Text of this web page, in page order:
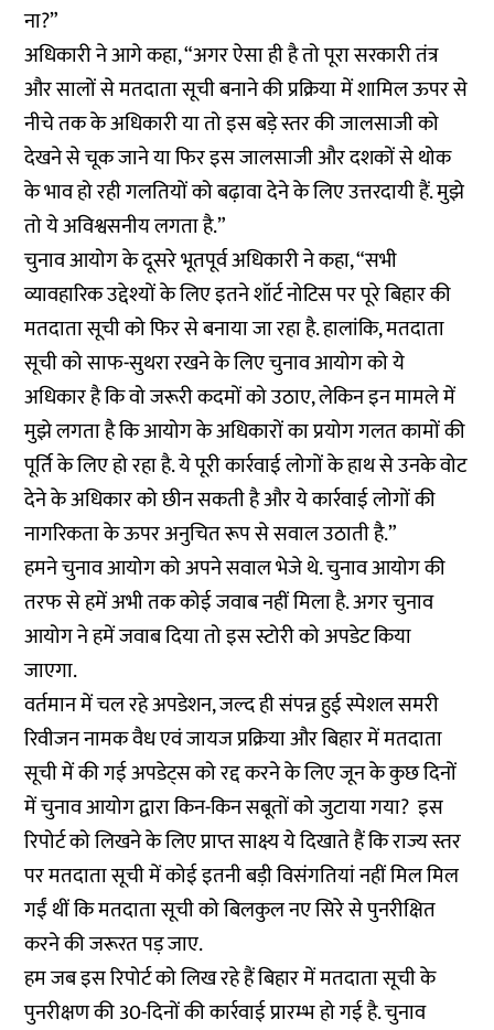
ना?”
अधिकारी ने आगे कहा, “अगर ऐसा ही है तो पूरा सरकारी तंत्र
और सालों से मतदाता सूची बनाने की प्रक्रिया में शामिल ऊपर से
नीचे तक के अधिकारी या तो इस बड़े स्तर की जालसाजी को
देखने से चूक जाने या फिर इस जालसाजी और दशकों से थोक
के भाव हो रही गलतियों को बढ़ावा देने के लिए उत्तरदायी हैं. मुझे
तो ये अविश्वसनीय लगता है.”
चुनाव आयोग के दूसरे भूतपूर्व अधिकारी ने कहा, “सभी
व्यावहारिक उद्देश्यों के लिए इतने शॉर्ट नोटिस पर पूरे बिहार की
मतदाता सूची को फिर से बनाया जा रहा है. हालांकि, मतदाता
सूची को साफ-सुथरा रखने के लिए चुनाव आयोग को ये
अधिकार है कि वो जरूरी कदमों को उठाए, लेकिन इन मामले में
मुझे लगता है कि आयोग के अधिकारों का प्रयोग गलत कामों की
पूर्ति के लिए हो रहा है. ये पूरी कार्रवाई लोगों के हाथ से उनके वोट
देने के अधिकार को छीन सकती है और ये कार्रवाई लोगों की
नागरिकता के ऊपर अनुचित रूप से सवाल उठाती है.”
हमने चुनाव आयोग को अपने सवाल भेजे थे. चुनाव आयोग की
तरफ से हमें अभी तक कोई जवाब नहीं मिला है. अगर चुनाव
आयोग ने हमें जवाब दिया तो इस स्टोरी को अपडेट किया
जाएगा.
वर्तमान में चल रहे अपडेशन, जल्द ही संपन्न हुई स्पेशल समरी
रिवीजन नामक वैध एवं जायज प्रक्रिया और बिहार में मतदाता
सूची में की गई अपडेट्स को रद्द करने के लिए जून के कुछ दिनों
में चुनाव आयोग द्वारा किन-किन सबूतों को जुटाया गया? इस
रिपोर्ट को लिखने के लिए प्राप्त साक्ष्य ये दिखाते हैं कि राज्य स्तर
पर मतदाता सूची में कोई इतनी बड़ी विसंगतियां नहीं मिल मिल
गईं थीं कि मतदाता सूची को बिलकुल नए सिरे से पुनरीक्षित
करने की जरूरत पड़ जाए.
हम जब इस रिपोर्ट को लिख रहे हैं बिहार में मतदाता सूची के
पुनरीक्षण की 30-दिनों की कार्रवाई प्रारम्भ हो गई है. चुनाव